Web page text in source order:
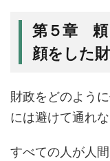
第５章 頼
顔をした
財政をどのよう
には避けて通れ
すべての人が人